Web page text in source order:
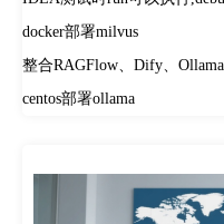
docker部署milvus
整合RAGFlow、Dify、Ollama
centos部署ollama